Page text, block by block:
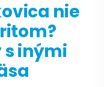
nie
s inými